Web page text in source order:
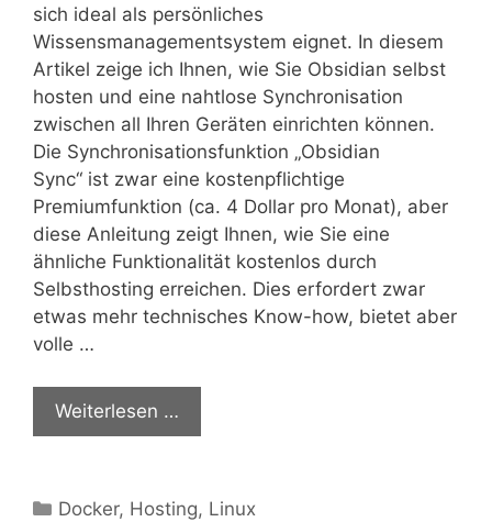
sich ideal als persönliches
Wissensmanagementsystem eignet. In diesem
Artikel zeige ich Ihnen, wie Sie Obsidian selbst
hosten und eine nahtlose Synchronisation
zwischen all Ihren Geräten einrichten können.
Die Synchronisationsfunktion „Obsidian
Sync“ ist zwar eine kostenpflichtige
Premiumfunktion (ca. 4 Dollar pro Monat), aber
diese Anleitung zeigt Ihnen, wie Sie eine
ähnliche Funktionalität kostenlos durch
Selbsthosting erreichen. Dies erfordert zwar
etwas mehr technisches Know-how, bietet aber
volle …
Weiterlesen …
Kategorien
Docker, Hosting, Linux